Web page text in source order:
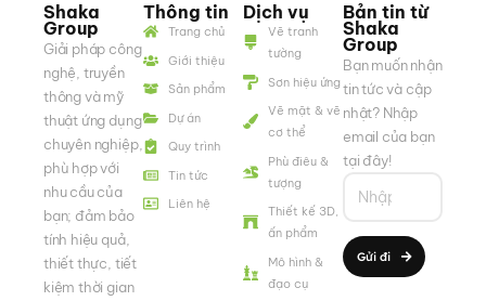
Shaka
Group
Giải pháp công
nghệ, truyền
thông và mỹ
thuật ứng dụng
chuyên nghiệp,
phù hợp với
nhu cầu của
bạn; đảm bảo
tính hiệu quả,
thiết thực, tiết
kiệm thời gian
Thông tin
Trang chủ
Giới thiệu
Sản phẩm
Dự án
Quy trình
Tin tức
Liên hệ
Dịch vụ
Vẽ tranh
tường
Sơn hiệu ứng
Vẽ mặt & vẽ
cơ thể
Phù điêu &
tượng
Thiết kế 3D,
ấn phẩm
Mô hình &
đạo cụ
Bản tin từ
Shaka
Group
Bạn muốn nhận
tin tức và cập
nhật? Nhập
email của bạn
tại đây!
Gửi đi